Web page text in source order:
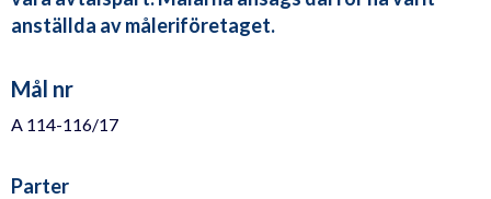
anställda av måleriföretaget.
Mål nr
A 114-116/17
Parter